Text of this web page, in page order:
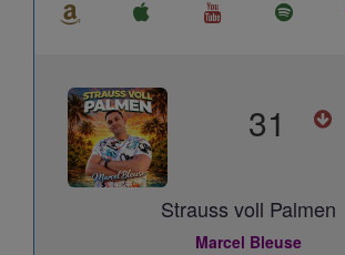
31
Strauss voll Palmen
Marcel Bleuse